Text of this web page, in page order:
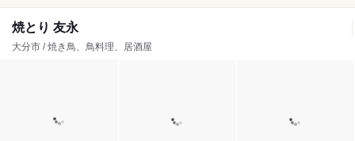
焼とり 友永
大分市 / 焼き鳥、鳥料理、居酒屋